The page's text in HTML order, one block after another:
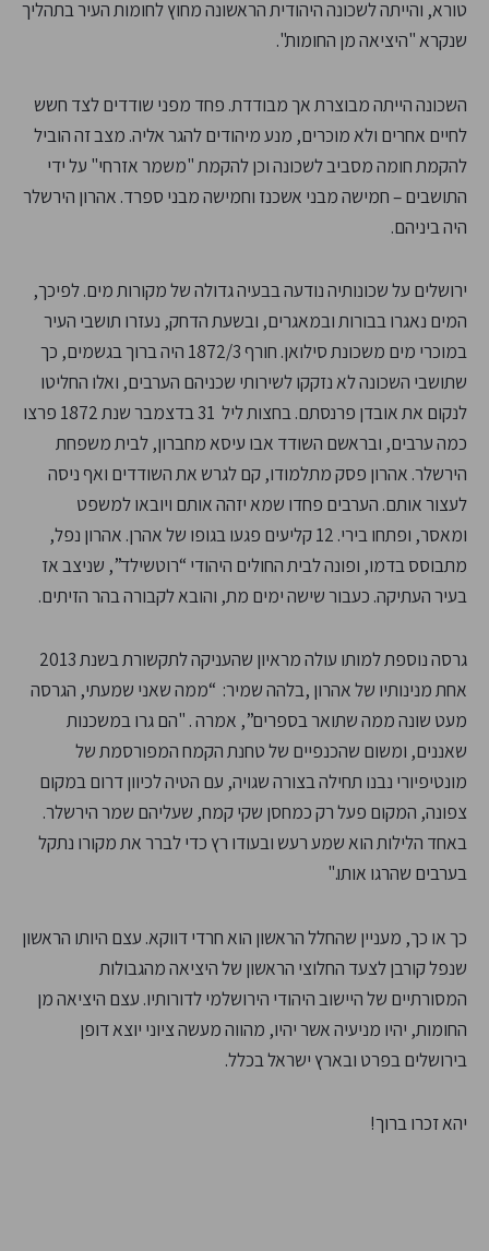
טורא, והייתה לשכונה היהודית הראשונה מחוץ לחומות העיר בתהליך
שנקרא "היציאה מן החומות".
השכונה הייתה מבוצרת אך מבודדת. פחד מפני שודדים לצד חשש
לחיים אחרים ולא מוכרים, מנע מיהודים להגר אליה. מצב זה הוביל
להקמת חומה מסביב לשכונה וכן להקמת "משמר אזרחי" על ידי
התושבים – חמישה מבני אשכנז וחמישה מבני ספרד. אהרון הירשלר
היה ביניהם.
ירושלים על שכונותיה נודעה בבעיה גדולה של מקורות מים. לפיכך,
המים נאגרו בבורות ובמאגרים, ובשעת הדחק, נעזרו תושבי העיר
במוכרי מים משכונת סילואן. חורף 1872/3 היה ברוך בגשמים, כך
שתושבי השכונה לא נזקקו לשירותי שכניהם הערבים, ואלו החליטו
לנקום את אובדן פרנסתם. בחצות ליל 31 בדצמבר שנת 1872 פרצו
כמה ערבים, ובראשם השודד אבו עיסא מחברון, לבית משפחת
הירשלר. אהרון פסק מתלמודו, קם לגרש את השודדים ואף ניסה
לעצור אותם. הערבים פחדו שמא יזהה אותם ויובאו למשפט
ומאסר, ופתחו בירי. 12 קליעים פגעו בגופו של אהרן. אהרון נפל,
מתבוסס בדמו, ופונה לבית החולים היהודי “רוטשילד”, שניצב אז
בעיר העתיקה. כעבור שישה ימים מת, והובא לקבורה בהר הזיתים.
גרסה נוספת למותו עולה מראיון שהעניקה לתקשורת בשנת 2013
אחת מנינותיו של אהרון ,בלהה שמיר: “ממה שאני שמעתי, הגרסה
מעט שונה ממה שתואר בספרים”, אמרה . "הם גרו במשכנות
שאננים, ומשום שהכנפיים של טחנת הקמח המפורסמת של
מונטיפיורי נבנו תחילה בצורה שגויה, עם הטיה לכיוון דרום במקום
צפונה, המקום פעל רק כמחסן שקי קמח, שעליהם שמר הירשלר.
באחד הלילות הוא שמע רעש ובעודו רץ כדי לברר את מקורו נתקל
בערבים שהרגו אותו."
כך או כך, מעניין שהחלל הראשון הוא חרדי דווקא. עצם היותו הראשון
שנפל קורבן לצעד החלוצי הראשון של היציאה מהגבולות
המסורתיים של היישוב היהודי הירושלמי לדורותיו. עצם היציאה מן
החומות, יהיו מניעיה אשר יהיו, מהווה מעשה ציוני יוצא דופן
בירושלים בפרט ובארץ ישראל בכלל.
יהא זכרו ברוך!